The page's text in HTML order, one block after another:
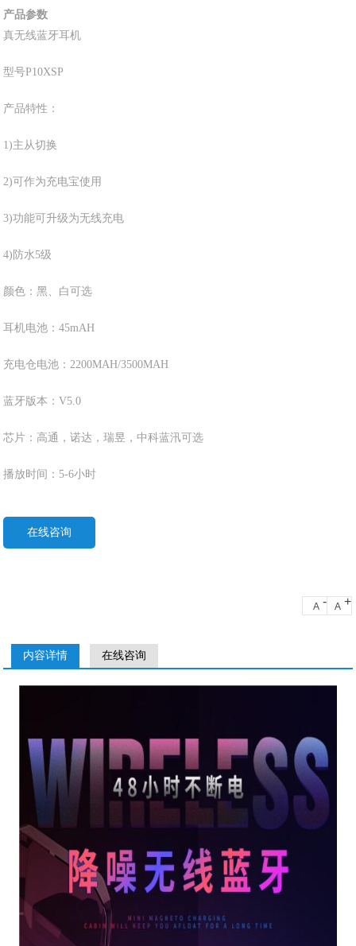
产品参数
真无线蓝牙耳机
型号P10XSP
产品特性：
1)主从切换
2)可作为充电宝使用
3)功能可升级为无线充电
4)防水5级
颜色：黑、白可选
耳机电池：45mAH
充电仓电池：2200MAH/3500MAH
蓝牙版本：V5.0
芯片： 高通，诺达，瑞昱，中科蓝汛可选
播放时间： 5-6小时
在线咨询
A - A +
内容详情 在线咨询